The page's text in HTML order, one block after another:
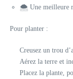
🌨️ Une meilleure
Pour planter :
Creusez un trou
Aérez la terre et
Placez la plante,